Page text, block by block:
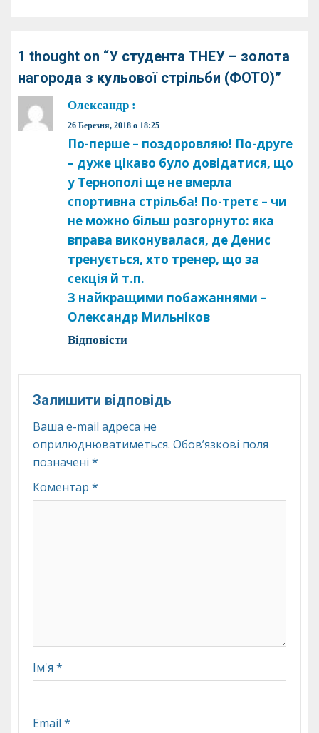
1 thought on “У студента ТНЕУ – золота
нагорода з кульової стрільби (ФОТО)”
Олександр :
26 Березня, 2018 о 18:25
По-перше – поздоровляю! По-друге
– дуже цікаво було довідатися, що
у Тернополі ще не вмерла
спортивна стрільба! По-третє – чи
не можно більш розгорнуто: яка
вправа виконувалася, де Денис
тренується, хто тренер, що за
секція й т.п.
З найкращими побажаннями –
Олександр Мильніков
Відповіcти
Залишити відповідь
Ваша e-mail адреса не
оприлюднюватиметься. Обов’язкові поля
позначені *
Коментар *
Ім'я *
Email *